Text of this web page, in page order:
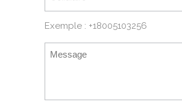
Exemple : +18005103256